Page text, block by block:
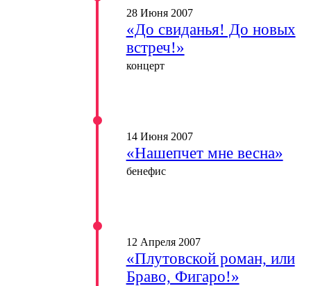
28 Июня 2007
«До свиданья! До новых
встреч!»
концерт
14 Июня 2007
«Нашепчет мне весна»
бенефис
12 Апреля 2007
«Плутовской роман, или
Браво, Фигаро!»